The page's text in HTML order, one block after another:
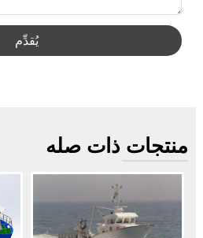
يُقدِّم
منتجات ذات صله